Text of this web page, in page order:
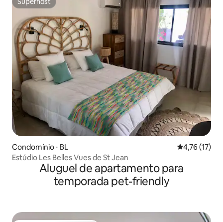
Superhost
Condomínio ⋅ BL 4,76 de uma
4,76 (17)
Estúdio Les Belles Vues de St Jean
Aluguel de apartamento para
temporada pet-friendly